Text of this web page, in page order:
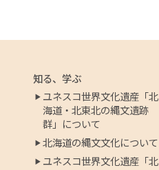
知る、学ぶ
ユネスコ世界文化遺産「北
海道・北東北の縄文遺跡
群」について
北海道の縄文文化について
ユネスコ世界文化遺産「北